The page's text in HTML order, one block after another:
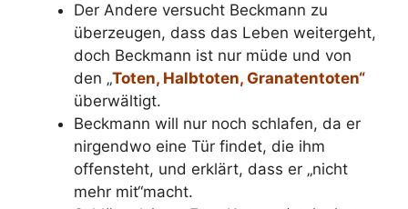
Der Andere versucht Beckmann zu
überzeugen, dass das Leben weitergeht,
doch Beckmann ist nur müde und von
den „Toten, Halbtoten, Granatentoten“
überwältigt.
Beckmann will nur noch schlafen, da er
nirgendwo eine Tür findet, die ihm
offensteht, und erklärt, dass er „nicht
mehr mit“macht.